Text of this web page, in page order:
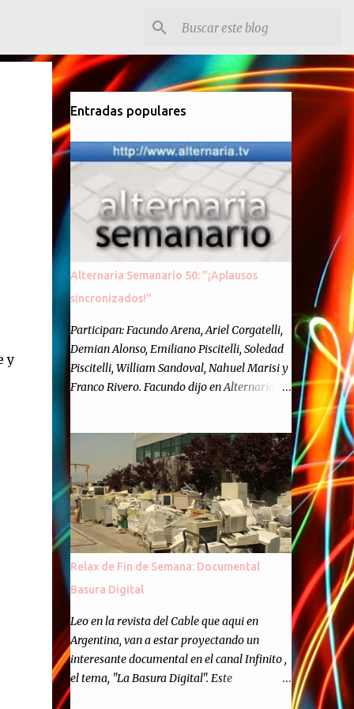
y
Entradas populares
Alternaria Semanario 50: "¡Aplausos
sincronizados!"
Participan: Facundo Arena, Ariel Corgatelli,
Demian Alonso, Emiliano Piscitelli, Soledad
Piscitelli, William Sandoval, Nahuel Marisi y
Franco Rivero. Facundo dijo en Alternaria :
Cincuenta ocasiones para ponernos en
contacto con ustedes y contarles las noticias
de tecnología más importantes, desde
nuestra propia óptica: un punto de vista
independiente e informal.Para festejarlo, se
nos ocurrió que estemos todos juntos; y
cuando digo "todos" me refiero a toda la
semanario como panelista, y a ustedes. Por
eso se nos ocurrió la idea de emitir video en
vivo. La tarea no fué facil, hubo que
coordinar horarios, preparar el estudio,
configurar muchos programejos y hacer
muchas pruebas. ¿El resultado? Totalmente
Relax de Fin de Semana: Documental
Basura Digital
Leo en la revista del Cable que aqui en
Argentina, van a estar proyectando un
interesante documental en el canal Infinito ,
el tema, "La Basura Digital". Este
documental expondra como los desechos